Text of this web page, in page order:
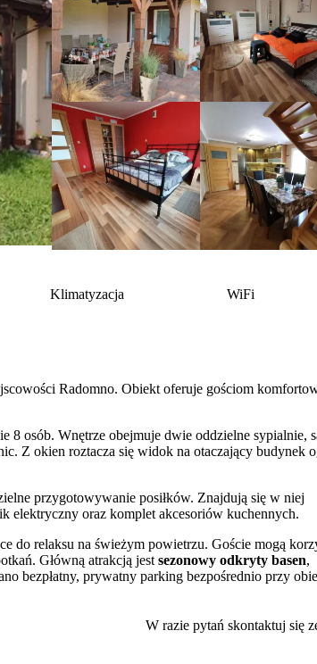
Klimatyzacja WiFi
Radomno. Obiekt oferuje gościom
8 osób. Wnętrze obejmuje dwie oddzielne sypialnie,
Z okien roztacza się widok na otaczający budynek
przygotowywanie posiłków. Znajdują się w niej
elektryczny oraz komplet akcesoriów kuchennych.
do relaksu na świeżym powietrzu. Goście mogą
Główną atrakcją jest sezonowy odkryty basen,
bezpłatny, prywatny parking bezpośrednio przy
pupilem.
warunki do uprawiania sportów wodnych i
oferując liczne trasy do pieszych wędrówek i
W razie pytań skontaktuj się